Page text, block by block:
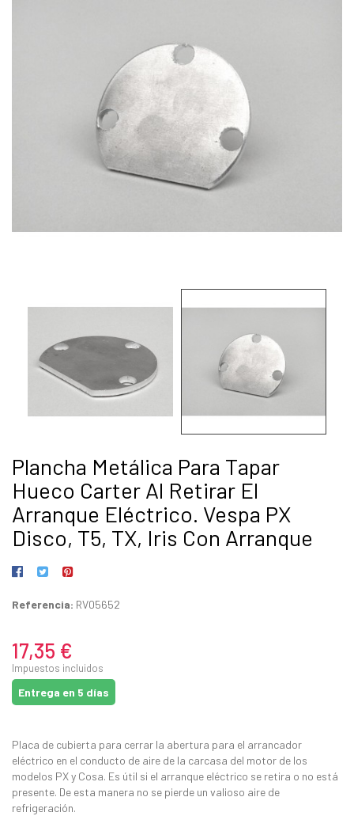
Plancha Metálica Para Tapar
Hueco Carter Al Retirar El
Arranque Eléctrico. Vespa PX
Disco, T5, TX, Iris Con Arranque
Referencia: RV05652
17,35 €
Impuestos incluidos
Entrega en 5 días
Placa de cubierta para cerrar la abertura para el arrancador
eléctrico en el conducto de aire de la carcasa del motor de los
modelos PX y Cosa. Es útil si el arranque eléctrico se retira o no está
presente. De esta manera no se pierde un valioso aire de
refrigeración.